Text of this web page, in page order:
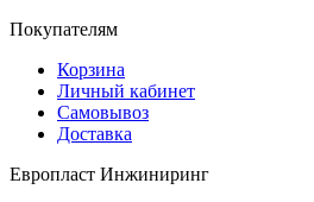
Покупателям
Корзина
Личный кабинет
Самовывоз
Доставка
Европласт Инжиниринг